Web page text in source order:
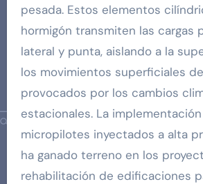
pesada. Estos elementos
hormigón transmiten las cargas
lateral y punta, aislando a la
los movimientos superficiales
provocados por los cambios
estacionales. La
micropilotes inyectados a alta
ha ganado terreno en los
rehabilitación de edificaciones